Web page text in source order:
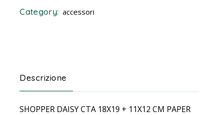
Category: accessori
Descrizione
SHOPPER DAISY CTA 18X19 + 11X12 CM PAPER